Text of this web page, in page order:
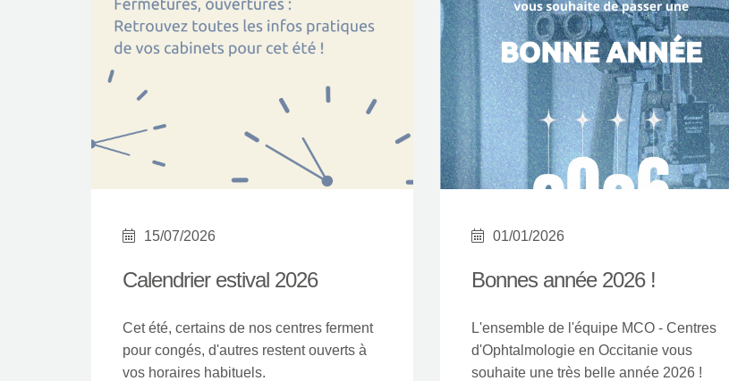
15/07/2026
Calendrier estival 2026
Cet été, certains de nos centres ferment
pour congés, d'autres restent ouverts à
vos horaires habituels.
01/01/2026
Bonnes année 2026 !
L'ensemble de l'équipe MCO - Centres
d'Ophtalmologie en Occitanie vous
souhaite une très belle année 2026 !
Crédits